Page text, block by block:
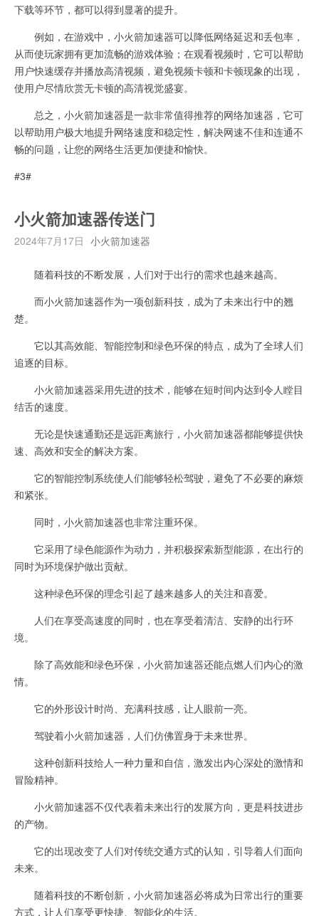
下载等环节，都可以得到显著的提升。
例如，在游戏中，小火箭加速器可以降低网络延迟和丢包率，
从而使玩家拥有更加流畅的游戏体验；在观看视频时，它可以帮助
用户快速缓存并播放高清视频，避免视频卡顿和卡顿现象的出现，
使用户尽情欣赏无卡顿的高清视觉盛宴。
总之，小火箭加速器是一款非常值得推荐的网络加速器，它可
以帮助用户极大地提升网络速度和稳定性，解决网速不佳和连通不
畅的问题，让您的网络生活更加便捷和愉快。
#3#
小火箭加速器传送门
2024年7月17日 小火箭加速器
随着科技的不断发展，人们对于出行的需求也越来越高。
而小火箭加速器作为一项创新科技，成为了未来出行中的翘
楚。
它以其高效能、智能控制和绿色环保的特点，成为了全球人们
追逐的目标。
小火箭加速器采用先进的技术，能够在短时间内达到令人瞠目
结舌的速度。
无论是快速通勤还是远距离旅行，小火箭加速器都能够提供快
速、高效和安全的解决方案。
它的智能控制系统使人们能够轻松驾驶，避免了不必要的麻烦
和紧张。
同时，小火箭加速器也非常注重环保。
它采用了绿色能源作为动力，并积极探索新型能源，在出行的
同时为环境保护做出贡献。
这种绿色环保的理念引起了越来越多人的关注和喜爱。
人们在享受高速度的同时，也在享受着清洁、安静的出行环
境。
除了高效能和绿色环保，小火箭加速器还能点燃人们内心的激
情。
它的外形设计时尚、充满科技感，让人眼前一亮。
驾驶着小火箭加速器，人们仿佛置身于未来世界。
这种创新科技给人一种力量和自信，激发出内心深处的激情和
冒险精神。
小火箭加速器不仅代表着未来出行的发展方向，更是科技进步
的产物。
它的出现改变了人们对传统交通方式的认知，引导着人们面向
未来。
随着科技的不断创新，小火箭加速器必将成为日常出行的重要
方式，让人们享受更快捷、智能化的生活。